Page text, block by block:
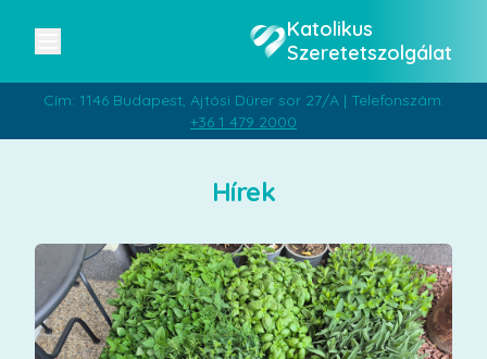
Katolikus
Szeretetszolgálat
Cím: 1146 Budapest, Ajtósi Dürer sor 27/A | Telefonszám:
+36 1 479 2000
Hírek